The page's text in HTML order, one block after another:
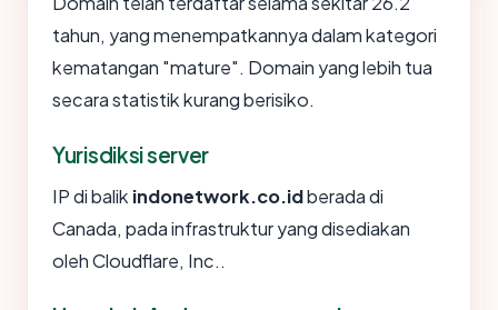
tahun, yang menempatkannya dalam kategori
kematangan "mature". Domain yang lebih tua
secara statistik kurang berisiko.
Yurisdiksi server
IP di balik indonetwork.co.idberada di
Canada, pada infrastruktur yang disediakan
oleh Cloudflare, Inc..